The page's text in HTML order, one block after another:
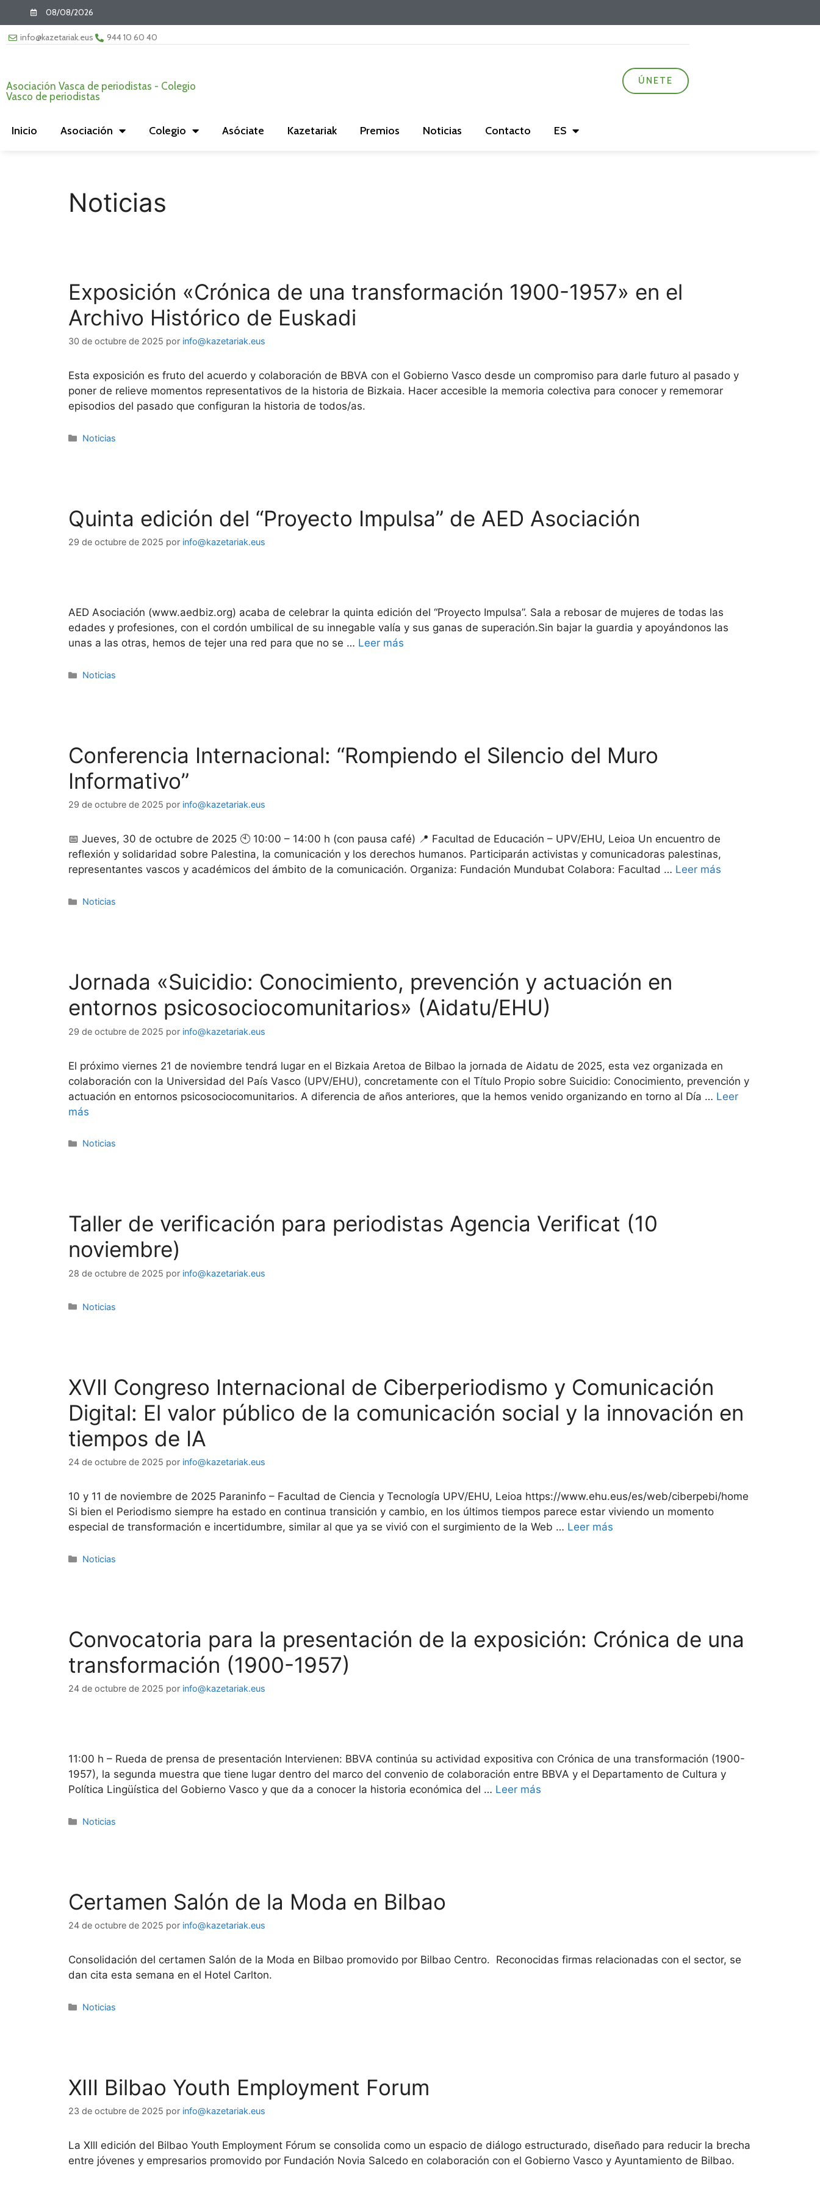
08/08/2026
info@kazetariak.eus 944 10 60 40
Asociación Vasca de periodistas - Colegio
Vasco de periodistas
ÚNETE
Inicio Asociación Colegio Asóciate Kazetariak Premios Noticias Contacto ES
Noticias
Exposición «Crónica de una transformación 1900-1957» en el
Archivo Histórico de Euskadi
30 de octubre de 2025 por info@kazetariak.eus
Esta exposición es fruto del acuerdo y colaboración de BBVA con el Gobierno Vasco desde un compromiso para darle futuro al pasado y
poner de relieve momentos representativos de la historia de Bizkaia. Hacer accesible la memoria colectiva para conocer y rememorar
episodios del pasado que configuran la historia de todos/as.
Noticias
Quinta edición del “Proyecto Impulsa” de AED Asociación
29 de octubre de 2025 por info@kazetariak.eus
AED Asociación (www.aedbiz.org) acaba de celebrar la quinta edición del “Proyecto Impulsa”. Sala a rebosar de mujeres de todas las
edades y profesiones, con el cordón umbilical de su innegable valía y sus ganas de superación.Sin bajar la guardia y apoyándonos las
unas a las otras, hemos de tejer una red para que no se … Leer más
Noticias
Conferencia Internacional: “Rompiendo el Silencio del Muro
Informativo”
29 de octubre de 2025 por info@kazetariak.eus
📅 Jueves, 30 de octubre de 2025 🕙 10:00 – 14:00 h (con pausa café) 📍 Facultad de Educación – UPV/EHU, Leioa Un encuentro de
reflexión y solidaridad sobre Palestina, la comunicación y los derechos humanos. Participarán activistas y comunicadoras palestinas,
representantes vascos y académicos del ámbito de la comunicación. Organiza: Fundación Mundubat Colabora: Facultad … Leer más
Noticias
Jornada «Suicidio: Conocimiento, prevención y actuación en
entornos psicosociocomunitarios» (Aidatu/EHU)
29 de octubre de 2025 por info@kazetariak.eus
El próximo viernes 21 de noviembre tendrá lugar en el Bizkaia Aretoa de Bilbao la jornada de Aidatu de 2025, esta vez organizada en
colaboración con la Universidad del País Vasco (UPV/EHU), concretamente con el Título Propio sobre Suicidio: Conocimiento, prevención y
actuación en entornos psicosociocomunitarios. A diferencia de años anteriores, que la hemos venido organizando en torno al Día … Leer
más
Noticias
Taller de verificación para periodistas Agencia Verificat (10
noviembre)
28 de octubre de 2025 por info@kazetariak.eus
Noticias
XVII Congreso Internacional de Ciberperiodismo y Comunicación
Digital: El valor público de la comunicación social y la innovación en
tiempos de IA
24 de octubre de 2025 por info@kazetariak.eus
10 y 11 de noviembre de 2025 Paraninfo – Facultad de Ciencia y Tecnología UPV/EHU, Leioa https://www.ehu.eus/es/web/ciberpebi/home
Si bien el Periodismo siempre ha estado en continua transición y cambio, en los últimos tiempos parece estar viviendo un momento
especial de transformación e incertidumbre, similar al que ya se vivió con el surgimiento de la Web … Leer más
Noticias
Convocatoria para la presentación de la exposición: Crónica de una
transformación (1900-1957)
24 de octubre de 2025 por info@kazetariak.eus
11:00 h – Rueda de prensa de presentación Intervienen: BBVA continúa su actividad expositiva con Crónica de una transformación (1900-
1957), la segunda muestra que tiene lugar dentro del marco del convenio de colaboración entre BBVA y el Departamento de Cultura y
Política Lingüística del Gobierno Vasco y que da a conocer la historia económica del … Leer más
Noticias
Certamen Salón de la Moda en Bilbao
24 de octubre de 2025 por info@kazetariak.eus
Consolidación del certamen Salón de la Moda en Bilbao promovido por Bilbao Centro. Reconocidas firmas relacionadas con el sector, se
dan cita esta semana en el Hotel Carlton.
Noticias
XIII Bilbao Youth Employment Forum
23 de octubre de 2025 por info@kazetariak.eus
La Xlll edición del Bilbao Youth Employment Fórum se consolida como un espacio de diálogo estructurado, diseñado para reducir la brecha
entre jóvenes y empresarios promovido por Fundación Novia Salcedo en colaboración con el Gobierno Vasco y Ayuntamiento de Bilbao.